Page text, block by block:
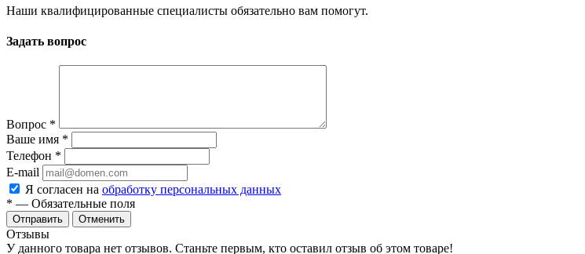
Наши квалифицированные специалисты обязательно вам помогут.
Задать вопрос
Вопрос *
Ваше имя *
Телефон *
E-mail
Я согласен на обработку персональных данных
* — Обязательные поля
Отменить
Отзывы
У данного товара нет отзывов. Станьте первым, кто оставил отзыв об этом товаре!